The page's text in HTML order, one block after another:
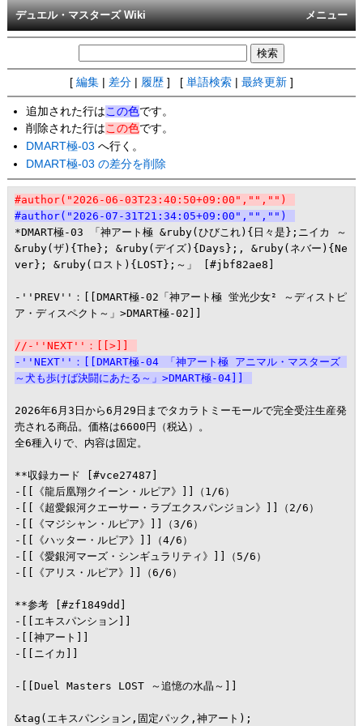
メニュー
デュエル・マスターズ Wiki
[ 編集 差分 履歴 ] [ 単語検索 最終更新 ]
追加された行は この色です。
削除された行はこの色です。
DMART極-03 へ行く。
DMART極-03 の差分を削除
#author("2026-06-03T23:40:50+09:00","","")
#author("2026-07-31T21:34:05+09:00","","")
*DMART極-03 「神アート極 &ruby(ひびこれ){日々是};ニイカ ～
&ruby(ザ){The}; &ruby(デイズ){Days};, &ruby(ネバー){Ne
ver}; &ruby(ロスト){LOST};～」 [#jbf82ae8]
-''PREV''：[[DMART極-02「神アート極 蛍光少女² ～ディストピ
ア・ディスペクト～」>DMART極-02]]
//-''NEXT''：[[>]]
-''NEXT''：[[DMART極-04 「神アート極 アニマル・マスターズ
～犬も歩けば決闘にあたる～」>DMART極-04]]
2026年6月3日から6月29日までタカラトミーモールで完全受注生産発
売される商品。価格は6600円（税込）。
全6種入りで、内容は固定。
**収録カード [#vce27487]
-[[《龍后凰翔クイーン・ルピア》]]（1/6）
-[[《超愛銀河クエーサー・ラブエクスパンジョン》]]（2/6）
-[[《マジシャン・ルピア》]]（3/6）
-[[《ハッター・ルピア》]]（4/6）
-[[《愛銀河マーズ・シンギュラリティ》]]（5/6）
-[[《アリス・ルピア》]]（6/6）
**参考 [#zf1849dd]
-[[エキスパンション]]
-[[神アート]]
-[[ニイカ]]
-[[Duel Masters LOST ～追憶の水晶～]]